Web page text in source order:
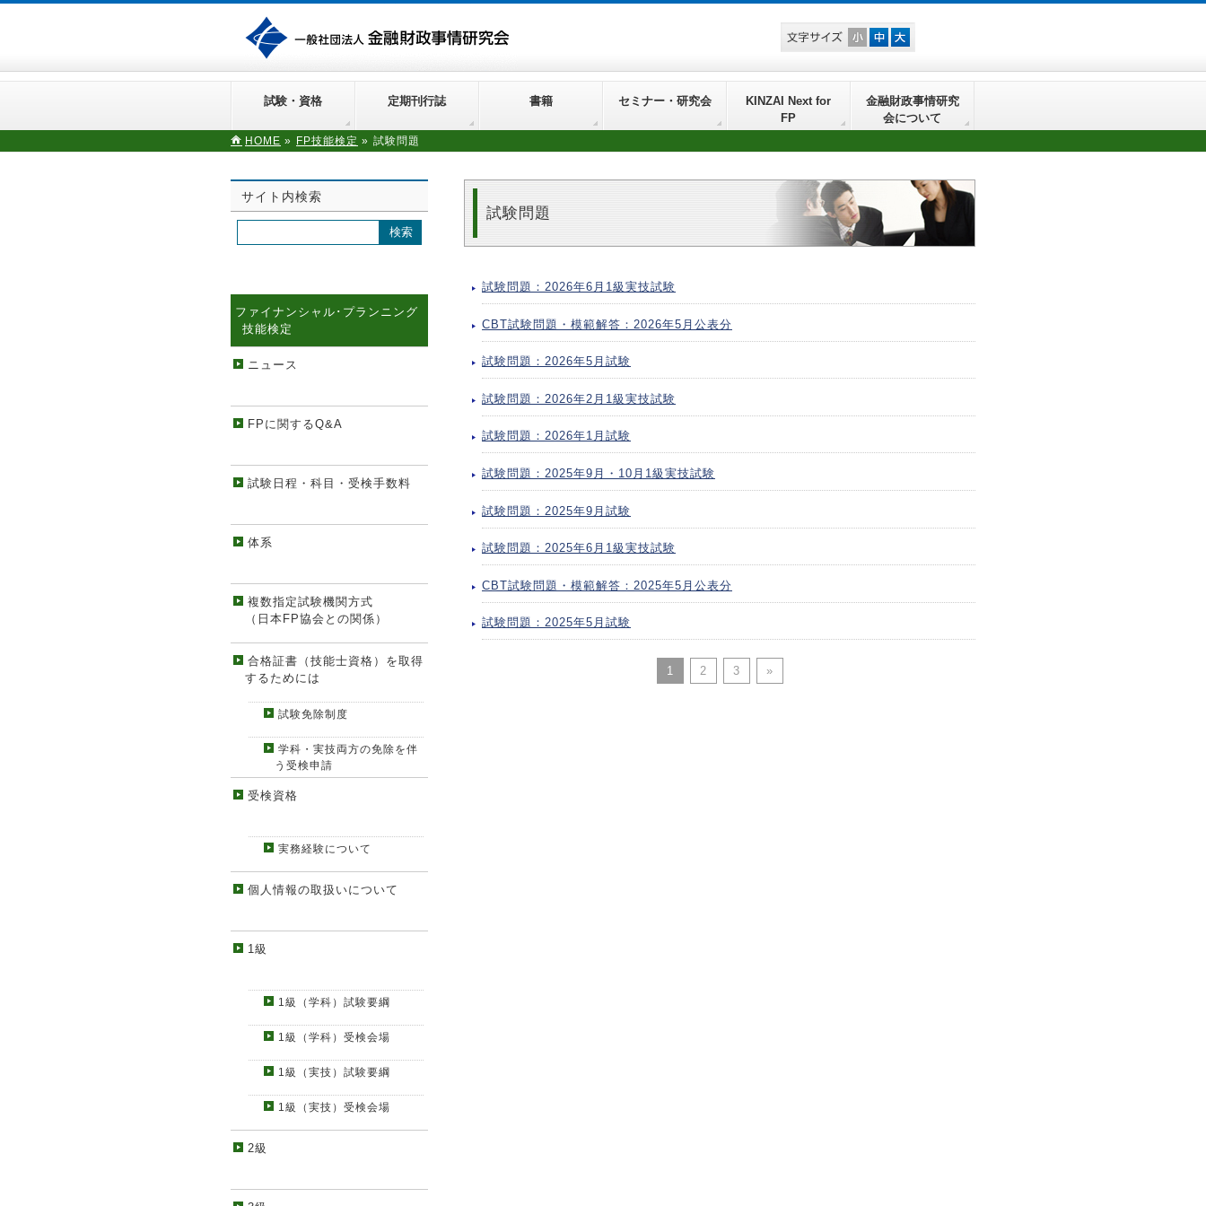
試験・資格 定期刊行誌 書籍 セミナー・研究会
KINZAI Next for
FP
金融財政事情研究
会について
HOME » FP技能検定 » 試験問題
試験問題
試験問題：2026年6月1級実技試験
CBT試験問題・模範解答：2026年5月公表分
試験問題：2026年5月試験
試験問題：2026年2月1級実技試験
試験問題：2026年1月試験
試験問題：2025年9月・10月1級実技試験
試験問題：2025年9月試験
試験問題：2025年6月1級実技試験
CBT試験問題・模範解答：2025年5月公表分
試験問題：2025年5月試験
1 2 3 »
サイト内検索
ファイナンシャル･プランニング
技能検定
ニュース
FPに関するQ&A
試験日程・科目・受検手数料
体系
複数指定試験機関方式
（日本FP協会との関係）
合格証書（技能士資格）を取得
するためには
試験免除制度
学科・実技両方の免除を伴
う受検申請
受検資格
実務経験について
個人情報の取扱いについて
1級
1級（学科）試験要綱
1級（学科）受検会場
1級（実技）試験要綱
1級（実技）受検会場
2級